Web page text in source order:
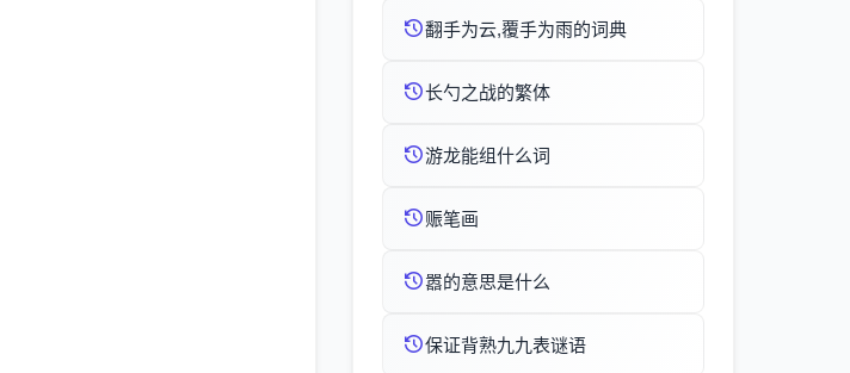
翻手为云,覆手为雨的词典
长勺之战的繁体
游龙能组什么词
赈笔画
嚣的意思是什么
保证背熟九九表谜语